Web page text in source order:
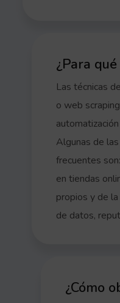
¿Para
Las técnicas
o web
Algunas de
frecuentes
en tiendas
propios y de
de datos,
¿Cómo